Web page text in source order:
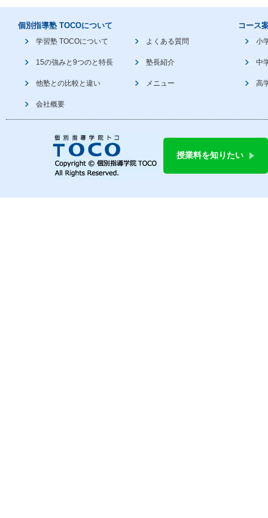
個別指導塾 TOCOについて
学習塾 TOCOについて
15の強みと9つのと特長
他塾との比較と違い
会社概要
よくある質問
塾長紹介
メニュー
コース
小
中
高
授業料を知りたい